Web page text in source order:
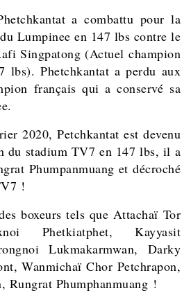
a combattu pour la
Lumpinee en 147 lbs contre le
Singpatong (Actuel champion
lbs). Phetchkantat a perdu aux
français qui a conservé sa
2020,Petchkantat est devenu
du stadium TV7 en 147 lbs, il a
Phumpanmuang et décroché
!
boxeurs tels que Attachaï Tor
Phetkiatphet, Kayyasit
Lukmakarmwan, Darky
Wanmichaï Chor Petchrapon,
Rungrat Phumphanmuang !